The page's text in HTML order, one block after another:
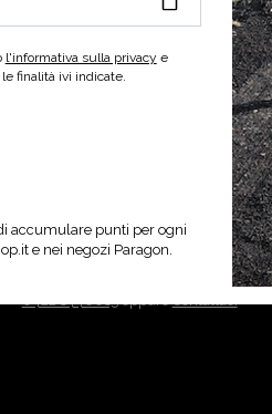
Servizio Clienti
l'informativa sulla privacy e
finalità ivi indicate.
accumulare punti per ogni
e nei negozi Paragon.